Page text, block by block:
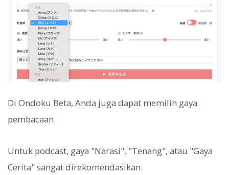
Di Ondoku Beta, Anda juga dapat memilih gaya
pembacaan.
Untuk podcast, gaya "Narasi", "Tenang", atau "Gaya
Cerita" sangat direkomendasikan.